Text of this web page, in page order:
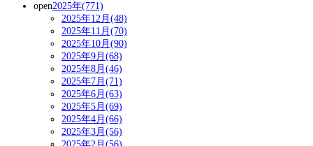
open2025年(771)
2025年12月(48)
2025年11月(70)
2025年10月(90)
2025年9月(68)
2025年8月(46)
2025年7月(71)
2025年6月(63)
2025年5月(69)
2025年4月(66)
2025年3月(56)